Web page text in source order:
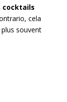
cocktails
cela
souvent